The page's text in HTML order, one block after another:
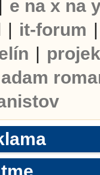
| e na x na
| it-forum |
|
adam